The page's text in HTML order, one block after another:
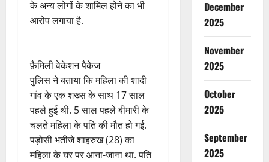
के अन्य लोगों के शामिल होने का भी
आरोप लगाया है.
फ़ैमिली वेकेशन पैकेज
पुलिस ने बताया कि महिला की शादी
गांव के एक शख्स के साथ 17 साल
पहले हुई थी. 5 साल पहले बीमारी के
चलते महिला के पति की मौत हो गई.
पड़ोसी भतीजे शाहरुख (28) का
महिला के घर पर आना-जाना था. पति
December
2025
November
2025
October
2025
September
2025